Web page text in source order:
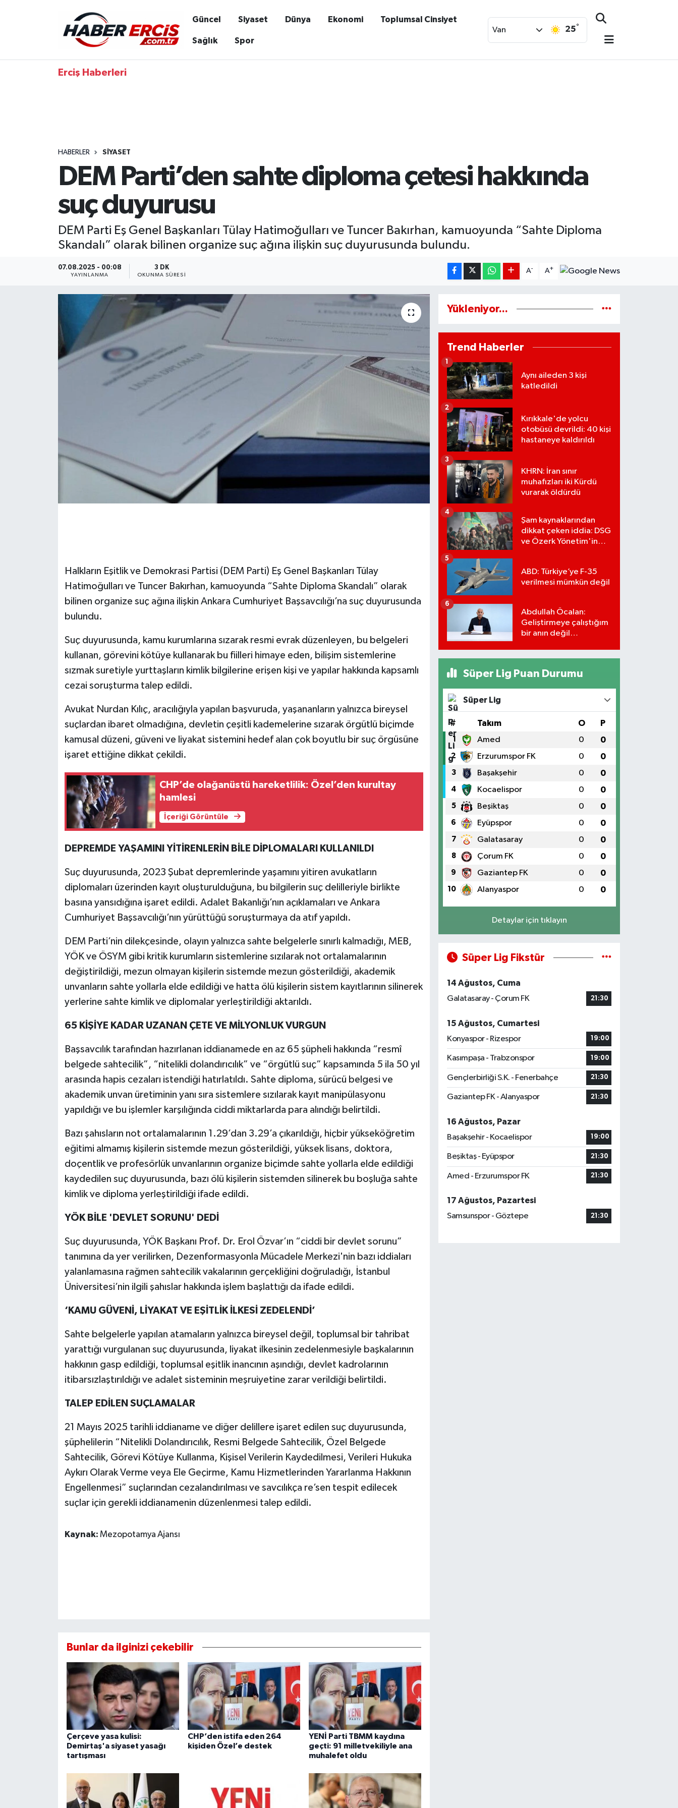
Güncel Siyaset Dünya Ekonomi Toplumsal Cinsiyet
Sağlık Spor
Van 25°
Erciş Haberleri
HABERLER SIYASET
DEM Parti’den sahte diploma çetesi hakkında
suç duyurusu
DEM Parti Eş Genel Başkanları Tülay Hatimoğulları ve Tuncer Bakırhan, kamuoyunda “Sahte Diploma
Skandalı” olarak bilinen organize suç ağına ilişkin suç duyurusunda bulundu.
07.08.2025 - 00:08
YAYINLANMA
3 DK
OKUNMA SÜRESI
A- A+
Halkların Eşitlik ve Demokrasi Partisi (DEM Parti) Eş Genel Başkanları Tülay
Hatimoğulları ve Tuncer Bakırhan, kamuoyunda “Sahte Diploma Skandalı” olarak
bilinen organize suç ağına ilişkin Ankara Cumhuriyet Başsavcılığı’na suç duyurusunda
bulundu.
Suç duyurusunda, kamu kurumlarına sızarak resmi evrak düzenleyen, bu belgeleri
kullanan, görevini kötüye kullanarak bu fiilleri himaye eden, bilişim sistemlerine
sızmak suretiyle yurttaşların kimlik bilgilerine erişen kişi ve yapılar hakkında kapsamlı
cezai soruşturma talep edildi.
Avukat Nurdan Kılıç, aracılığıyla yapılan başvuruda, yaşananların yalnızca bireysel
suçlardan ibaret olmadığına, devletin çeşitli kademelerine sızarak örgütlü biçimde
kamusal düzeni, güveni ve liyakat sistemini hedef alan çok boyutlu bir suç örgüsüne
işaret ettiğine dikkat çekildi.
CHP’de olağanüstü hareketlilik: Özel’den kurultay
hamlesi
İçeriği Görüntüle
DEPREMDE YAŞAMINI YİTİRENLERİN BİLE DİPLOMALARI KULLANILDI
Suç duyurusunda, 2023 Şubat depremlerinde yaşamını yitiren avukatların
diplomaları üzerinden kayıt oluşturulduğuna, bu bilgilerin suç delilleriyle birlikte
basına yansıdığına işaret edildi. Adalet Bakanlığı’nın açıklamaları ve Ankara
Cumhuriyet Başsavcılığı’nın yürüttüğü soruşturmaya da atıf yapıldı.
DEM Parti’nin dilekçesinde, olayın yalnızca sahte belgelerle sınırlı kalmadığı, MEB,
YÖK ve ÖSYM gibi kritik kurumların sistemlerine sızılarak not ortalamalarının
değiştirildiği, mezun olmayan kişilerin sistemde mezun gösterildiği, akademik
unvanların sahte yollarla elde edildiği ve hatta ölü kişilerin sistem kayıtlarının silinerek
yerlerine sahte kimlik ve diplomalar yerleştirildiği aktarıldı.
65 KİŞİYE KADAR UZANAN ÇETE VE MİLYONLUK VURGUN
Başsavcılık tarafından hazırlanan iddianamede en az 65 şüpheli hakkında “resmî
belgede sahtecilik”, “nitelikli dolandırıcılık” ve “örgütlü suç” kapsamında 5 ila 50 yıl
arasında hapis cezaları istendiği hatırlatıldı. Sahte diploma, sürücü belgesi ve
akademik unvan üretiminin yanı sıra sistemlere sızılarak kayıt manipülasyonu
yapıldığı ve bu işlemler karşılığında ciddi miktarlarda para alındığı belirtildi.
Bazı şahısların not ortalamalarının 1.29’dan 3.29’a çıkarıldığı, hiçbir yükseköğretim
eğitimi almamış kişilerin sistemde mezun gösterildiği, yüksek lisans, doktora,
doçentlik ve profesörlük unvanlarının organize biçimde sahte yollarla elde edildiği
kaydedilen suç duyurusunda, bazı ölü kişilerin sistemden silinerek bu boşluğa sahte
kimlik ve diploma yerleştirildiği ifade edildi.
YÖK BİLE 'DEVLET SORUNU' DEDİ
Suç duyurusunda, YÖK Başkanı Prof. Dr. Erol Özvar’ın “ciddi bir devlet sorunu”
tanımına da yer verilirken, Dezenformasyonla Mücadele Merkezi'nin bazı iddiaları
yalanlamasına rağmen sahtecilik vakalarının gerçekliğini doğruladığı, İstanbul
Üniversitesi’nin ilgili şahıslar hakkında işlem başlattığı da ifade edildi.
‘KAMU GÜVENİ, LİYAKAT VE EŞİTLİK İLKESİ ZEDELENDİ’
Sahte belgelerle yapılan atamaların yalnızca bireysel değil, toplumsal bir tahribat
yarattığı vurgulanan suç duyurusunda, liyakat ilkesinin zedelenmesiyle başkalarının
hakkının gasp edildiği, toplumsal eşitlik inancının aşındığı, devlet kadrolarının
itibarsızlaştırıldığı ve adalet sisteminin meşruiyetine zarar verildiği belirtildi.
TALEP EDİLEN SUÇLAMALAR
21 Mayıs 2025 tarihli iddianame ve diğer delillere işaret edilen suç duyurusunda,
şüphelilerin “Nitelikli Dolandırıcılık, Resmi Belgede Sahtecilik, Özel Belgede
Sahtecilik, Görevi Kötüye Kullanma, Kişisel Verilerin Kaydedilmesi, Verileri Hukuka
Aykırı Olarak Verme veya Ele Geçirme, Kamu Hizmetlerinden Yararlanma Hakkının
Engellenmesi” suçlarından cezalandırılması ve savcılıkça re’sen tespit edilecek
suçlar için gerekli iddianamenin düzenlenmesi talep edildi.
Kaynak: Mezopotamya Ajansı
Bunlar da ilginizi çekebilir
Çerçeve yasa kulisi:
Demirtaş'a siyaset yasağı
tartışması
CHP’den istifa eden 264
kişiden Özel’e destek
YENİ Parti TBMM kaydına
geçti: 91 milletvekiliyle ana
muhalefet oldu
Yükleniyor...
Trend Haberler
Aynı aileden 3 kişi
katledildi
1
Kırıkkale'de yolcu
otobüsü devrildi: 40 kişi
hastaneye kaldırıldı
2
KHRN: İran sınır
muhafızları iki Kürdü
vurarak öldürdü
3
Şam kaynaklarından
dikkat çeken iddia: DSG
ve Özerk Yönetim'in
4
ABD: Türkiye’ye F-35
verilmesi mümkün değil
5
Abdullah Öcalan:
Geliştirmeye çalıştığım
bir anın değil
6
Süper Lig Puan Durumu
Süper Lig
# Takım O P
1 Amed 0 0
2 Erzurumspor FK 0 0
3 Başakşehir 0 0
4 Kocaelispor 0 0
5 Beşiktaş 0 0
6 Eyüpspor 0 0
7 Galatasaray 0 0
8 Çorum FK 0 0
9 Gaziantep FK 0 0
10 Alanyaspor 0 0
Detaylar için tıklayın
Süper Lig Fikstür
14 Ağustos, Cuma
Galatasaray - Çorum FK
21:30
15 Ağustos, Cumartesi
Konyaspor - Rizespor
19:00
Kasımpaşa - Trabzonspor 19:00
Gençlerbirliği S.K. - Fenerbahçe 21:30
Gaziantep FK - Alanyaspor 21:30
16 Ağustos, Pazar
Başakşehir - Kocaelispor
19:00
Beşiktaş - Eyüpspor 21:30
Amed - Erzurumspor FK 21:30
17 Ağustos, Pazartesi
Samsunspor - Göztepe
21:30